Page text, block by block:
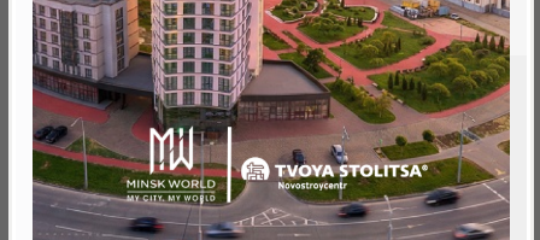
Минск, Октябрьский, ул. Аэродромная
метро «Ковальская Слобода», 566 м